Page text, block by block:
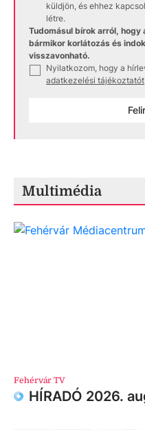
küldjön, és ehhez
létre.
Tudomásul bírok arról, hogy
bármikor korlátozás és
visszavonható.
Nyilatkozom, hogy a
adatkezelési tájékoztatót
Multimédia
Fehérvár TV
HÍRADÓ 2026.